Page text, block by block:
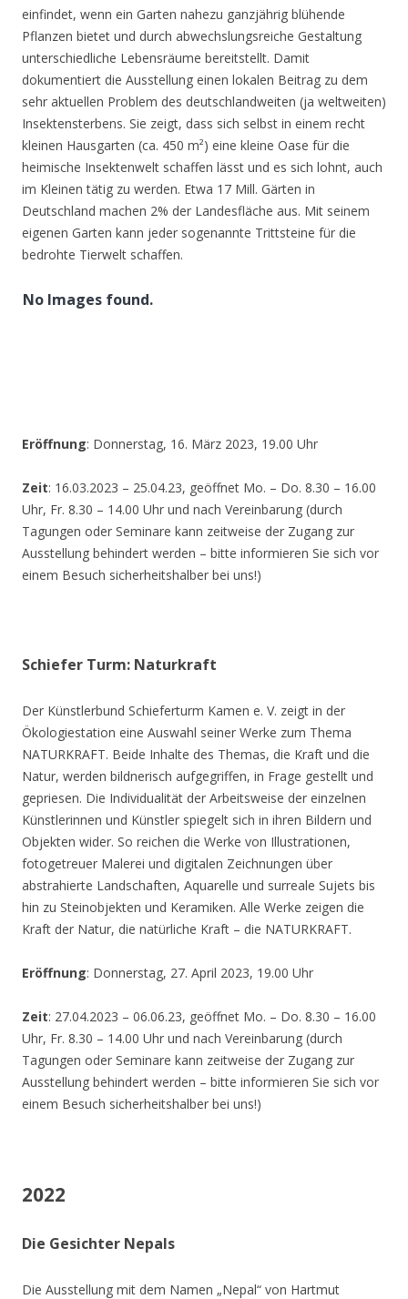
einfindet, wenn ein Garten nahezu ganzjährig blühende
Pflanzen bietet und durch abwechslungsreiche Gestaltung
unterschiedliche Lebensräume bereitstellt. Damit
dokumentiert die Ausstellung einen lokalen Beitrag zu dem
sehr aktuellen Problem des deutschlandweiten (ja weltweiten)
Insektensterbens. Sie zeigt, dass sich selbst in einem recht
kleinen Hausgarten (ca. 450 m²) eine kleine Oase für die
heimische Insektenwelt schaffen lässt und es sich lohnt, auch
im Kleinen tätig zu werden. Etwa 17 Mill. Gärten in
Deutschland machen 2% der Landesfläche aus. Mit seinem
eigenen Garten kann jeder sogenannte Trittsteine für die
bedrohte Tierwelt schaffen.
No Images found.
Eröffnung: Donnerstag, 16. März 2023, 19.00 Uhr
Zeit: 16.03.2023 – 25.04.23, geöffnet Mo. – Do. 8.30 – 16.00
Uhr, Fr. 8.30 – 14.00 Uhr und nach Vereinbarung (durch
Tagungen oder Seminare kann zeitweise der Zugang zur
Ausstellung behindert werden – bitte informieren Sie sich vor
einem Besuch sicherheitshalber bei uns!)
Schiefer Turm: Naturkraft
Der Künstlerbund Schieferturm Kamen e. V. zeigt in der
Ökologiestation eine Auswahl seiner Werke zum Thema
NATURKRAFT. Beide Inhalte des Themas, die Kraft und die
Natur, werden bildnerisch aufgegriffen, in Frage gestellt und
gepriesen. Die Individualität der Arbeitsweise der einzelnen
Künstlerinnen und Künstler spiegelt sich in ihren Bildern und
Objekten wider. So reichen die Werke von Illustrationen,
fotogetreuer Malerei und digitalen Zeichnungen über
abstrahierte Landschaften, Aquarelle und surreale Sujets bis
hin zu Steinobjekten und Keramiken. Alle Werke zeigen die
Kraft der Natur, die natürliche Kraft – die NATURKRAFT.
Eröffnung: Donnerstag, 27. April 2023, 19.00 Uhr
Zeit: 27.04.2023 – 06.06.23, geöffnet Mo. – Do. 8.30 – 16.00
Uhr, Fr. 8.30 – 14.00 Uhr und nach Vereinbarung (durch
Tagungen oder Seminare kann zeitweise der Zugang zur
Ausstellung behindert werden – bitte informieren Sie sich vor
einem Besuch sicherheitshalber bei uns!)
2022
Die Gesichter Nepals
Die Ausstellung mit dem Namen „Nepal“ von Hartmut